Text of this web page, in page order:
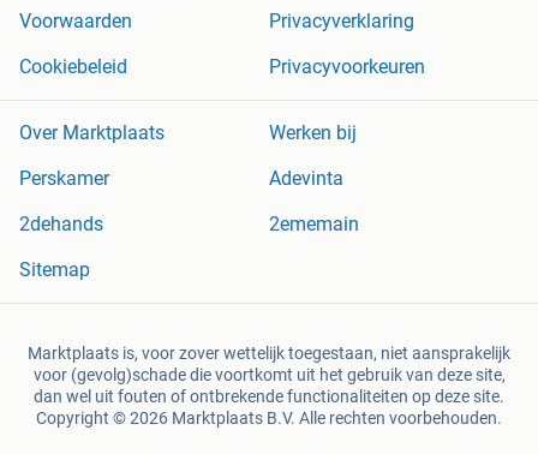
Voorwaarden
Privacyverklaring
Cookiebeleid
Privacyvoorkeuren
Over Marktplaats
Werken bij
Perskamer
Adevinta
2dehands
2ememain
Sitemap
Marktplaats is, voor zover wettelijk toegestaan, niet aansprakelijk
voor (gevolg)schade die voortkomt uit het gebruik van deze site,
dan wel uit fouten of ontbrekende functionaliteiten op deze site.
Copyright © 2026 Marktplaats B.V. Alle rechten voorbehouden.